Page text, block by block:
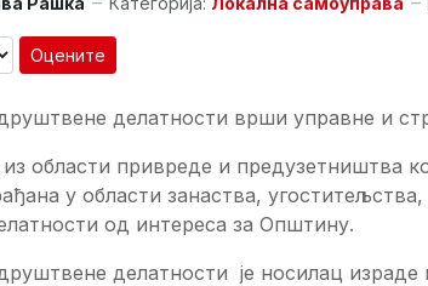
делатности врши управне и
области привреде и предузетништва
у области занаства,
од интереса за Општину.
делатности је носилац израде